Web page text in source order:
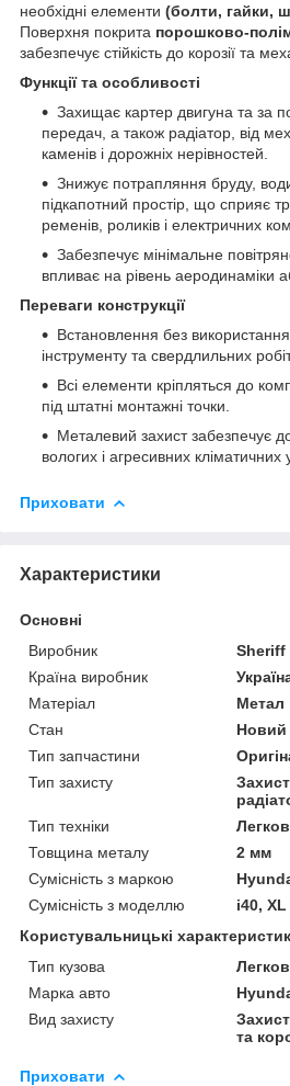
необхідні елементи (болти, гайки,
Поверхня покрита порошково-
забезпечує стійкість до корозії та
Функції та особливості
Захищає картер двигуна та за
передач, а також радіатор, від
каменів і дорожніх нерівностей.
Знижує потрапляння бруду,
підкапотний простір, що сприяє
ременів, роликів і електричних
Забезпечує мінімальне
впливає на рівень аеродинаміки
Переваги конструкції
Встановлення без
інструменту та свердлильних
Всі елементи кріпляться до
під штатні монтажні точки.
Металевий захист забезпечує
вологих і агресивних кліматичних
Приховати
Характеристики
Основні
Виробник
Sheriff
Країна виробник
Матеріал
Метал
Стан
Новий
Тип запчастини
Тип захисту
Тип техніки
Товщина металу
2 мм
Сумісність з маркою
Сумісність з моделлю
i40, XL
Користувальницькі
Тип кузова
Марка авто
Вид захисту
та
Приховати